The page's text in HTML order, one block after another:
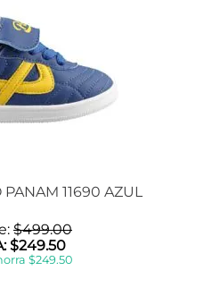
11690 AZUL
$499.00
$249.50
$249.50